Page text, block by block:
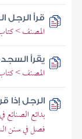
قرأ
المصنف >
يقرأ
المصنف >
الرجل
بدائع
فصل في سنن